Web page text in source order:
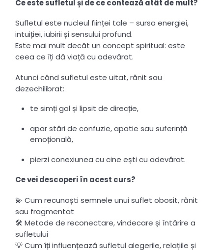
Ce este sufletul și de ce contează atât de mult?
Sufletul este nucleul ființei tale – sursa energiei,
intuiției, iubirii și sensului profund.
Este mai mult decât un concept spiritual: este
ceea ce îți dă viață cu adevărat.
Atunci când sufletul este uitat, rănit sau
dezechilibrat:
te simți gol și lipsit de direcție,
apar stări de confuzie, apatie sau suferință
emoțională,
pierzi conexiunea cu cine ești cu adevărat.
Ce vei descoperi în acest curs?
💫 Cum recunoști semnele unui suflet obosit, rănit
sau fragmentat
🛠 Metode de reconectare, vindecare și întărire a
sufletului
💡 Cum îți influențează sufletul alegerile, relațiile și